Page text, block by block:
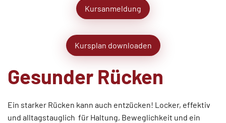
Kursanmeldung
Kursplan downloaden
Gesunder Rücken
Ein starker Rücken kann auch entzücken! Locker, effektiv
und alltagstauglich  für Haltung, Beweglichkeit und ein